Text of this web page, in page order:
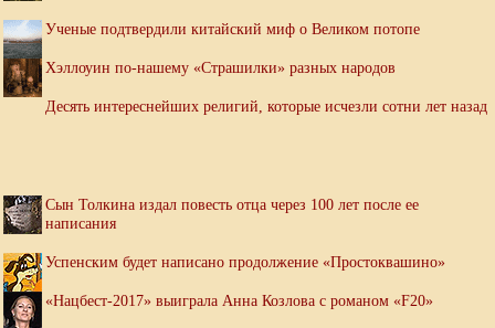
Ученые подтвердили китайский миф о Великом потопе
Хэллоуин по-нашему «Страшилки» разных народов
Десять интереснейших религий, которые исчезли сотни лет назад
Сын Толкина издал повесть отца через 100 лет после ее
написания
Успенским будет написано продолжение «Простоквашино»
«Нацбест-2017» выиграла Анна Козлова с романом «F20»